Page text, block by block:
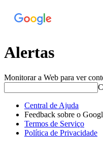
Alertas
Monitorar a Web para ver
Central de Ajuda
Feedback sobre o
Termos de Serviço
Política de Privacidade